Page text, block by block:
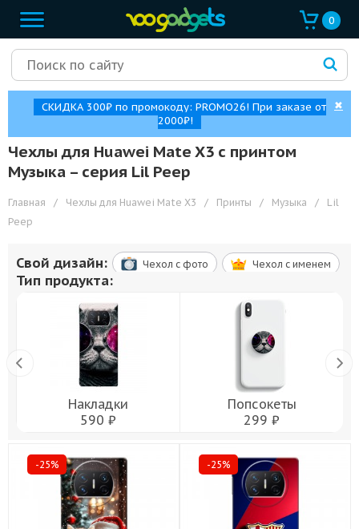
0
СКИДКА 300₽ по промокоду: PROMO26! При заказе от
2000₽!
✖
Чехлы для Huawei Mate X3 с принтом
Музыка – cерия Lil Peep
Главная / Чехлы для Huawei Mate X3 / Принты / Музыка /
Lil
Peep
Свой дизайн: Чехол c фото Чехол c именем
Тип продукта:
Накладки
590 ₽
Попсокеты
299 ₽
-25% -25%